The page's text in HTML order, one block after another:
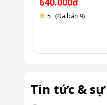
Kết hợp cùng công
5 (Đã bán 9)
Tin tức &